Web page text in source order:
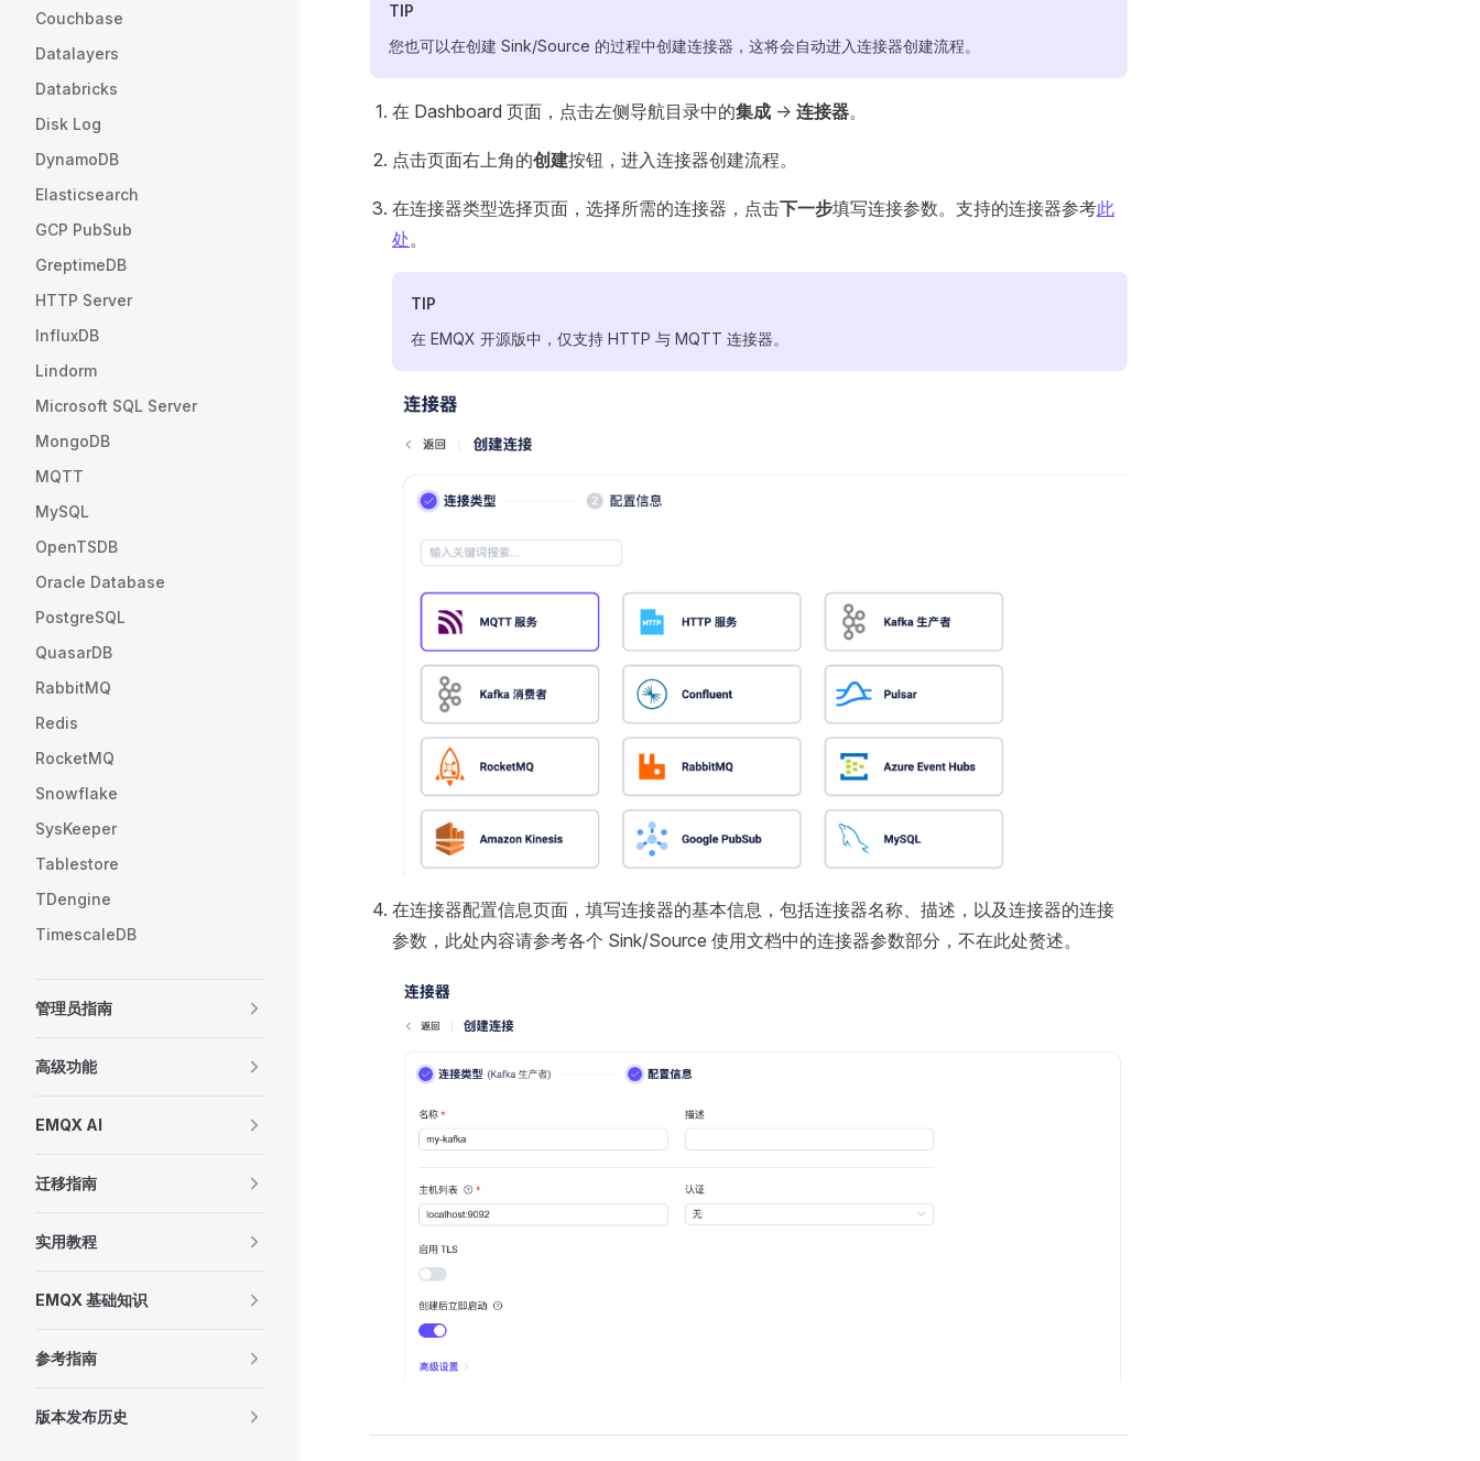
Couchbase
Datalayers
Databricks
Disk Log
DynamoDB
Elasticsearch
GCP PubSub
GreptimeDB
HTTP Server
InfluxDB
Lindorm
Microsoft SQL Server
MongoDB
MQTT
MySQL
OpenTSDB
Oracle Database
PostgreSQL
QuasarDB
RabbitMQ
Redis
RocketMQ
Snowflake
SysKeeper
Tablestore
TDengine
TimescaleDB
管理员指南
高级功能
EMQX AI
迁移指南
实用教程
EMQX 基础知识
参考指南
版本发布历史
TIP
您也可以在创建 Sink/Source 的过程中创建连接器，这将会自动进入连接器创建流程。
在 Dashboard 页面，点击左侧导航目录中的集成 -> 连接器。
点击页面右上角的创建按钮，进入连接器创建流程。
在连接器类型选择页面，选择所需的连接器，点击下一步填写连接参数。支持的连接器参考此
处。
TIP
在 EMQX 开源版中，仅支持 HTTP 与 MQTT 连接器。
在连接器配置信息页面，填写连接器的基本信息，包括连接器名称、描述，以及连接器的连接
参数，此处内容请参考各个 Sink/Source 使用文档中的连接器参数部分，不在此处赘述。